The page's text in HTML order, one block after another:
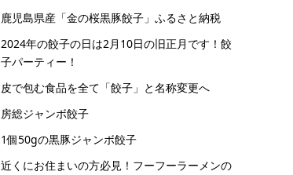
鹿児島県産「金の桜黒豚餃子」ふるさと納税
2024年の餃子の日は2月10日の旧正月です！餃
子パーティー！
皮で包む食品を全て「餃子」と名称変更へ
房総ジャンボ餃子
1個50gの黒豚ジャンボ餃子
近くにお住まいの方必見！フーフーラーメンの